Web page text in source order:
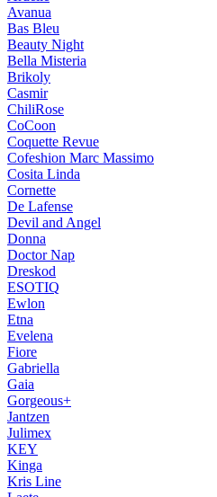
Avanua
Bas Bleu
Beauty Night
Bella Misteria
Brikoly
Casmir
ChiliRose
CoCoon
Coquette Revue
Cofeshion Marc Massimo
Cosita Linda
Cornette
De Lafense
Devil and Angel
Donna
Doctor Nap
Dreskod
ESOTIQ
Ewlon
Etna
Evelena
Fiore
Gabriella
Gaia
Gorgeous+
Jantzen
Julimex
KEY
Kinga
Kris Line